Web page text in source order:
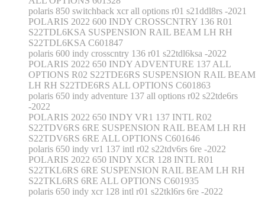
polaris 850 switchback xcr all options r01 s21ddl8rs -2021
POLARIS 2022 600 INDY CROSSCNTRY 136 R01
S22TDL6KSA SUSPENSION RAIL BEAM LH RH
S22TDL6KSA C601847
polaris 600 indy crosscntry 136 r01 s22tdl6ksa -2022
POLARIS 2022 650 INDY ADVENTURE 137 ALL
OPTIONS R02 S22TDE6RS SUSPENSION RAIL BEAM
LH RH S22TDE6RS ALL OPTIONS C601863
polaris 650 indy adventure 137 all options r02 s22tde6rs
-2022
POLARIS 2022 650 INDY VR1 137 INTL R02
S22TDV6RS 6RE SUSPENSION RAIL BEAM LH RH
S22TDV6RS 6RE ALL OPTIONS C601646
polaris 650 indy vr1 137 intl r02 s22tdv6rs 6re -2022
POLARIS 2022 650 INDY XCR 128 INTL R01
S22TKL6RS 6RE SUSPENSION RAIL BEAM LH RH
S22TKL6RS 6RE ALL OPTIONS C601935
polaris 650 indy xcr 128 intl r01 s22tkl6rs 6re -2022